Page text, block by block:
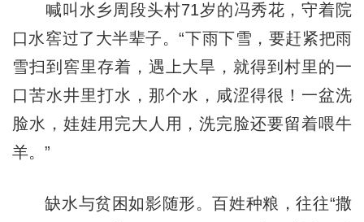
喊叫水乡周段头村71岁的冯秀花，守着院
口水窖过了大半辈子。“下雨下雪，要赶紧把雨
雪扫到窖里存着，遇上大旱，就得到村里的一
口苦水井里打水，那个水，咸涩得很！一盆洗
脸水，娃娃用完大人用，洗完脸还要留着喂牛
羊。”
缺水与贫困如影随形。百姓种粮，往往“撒